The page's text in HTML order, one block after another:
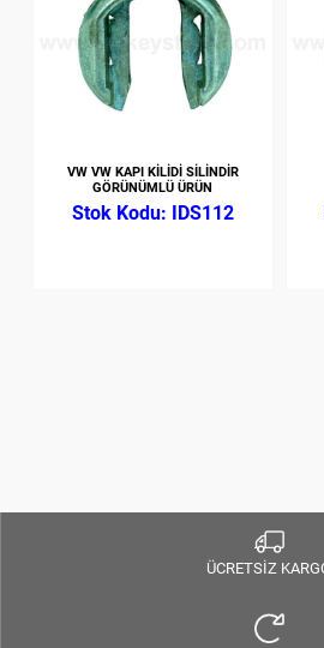
VW VW KAPI KİLİDİ SİLİNDİR
GÖRÜNÜMLÜ ÜRÜN
IDS112
ÜCRETSİZ